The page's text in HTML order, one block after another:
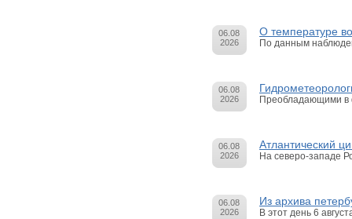
06.08
2026
О температуре
По данным
06.08
2026
Преобладающими в
06.08
2026
Атлантический
На северо-западе
06.08
2026
Из архива
В этот день 6